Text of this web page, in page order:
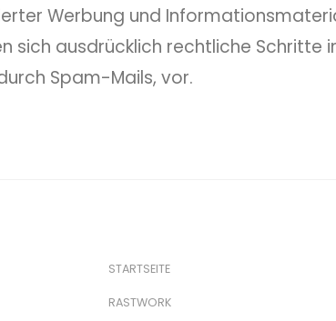
Werbung und
sich ausdrücklich rechtliche Schritte
Spam-Mails, vor.
STARTSEITE
RASTWORK